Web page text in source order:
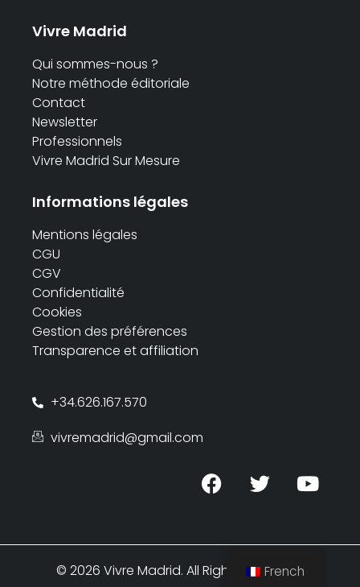
Vivre Madrid
Qui sommes-nous ?
Notre méthode éditoriale
Contact
Newsletter
Professionnels
Vivre Madrid Sur Mesure
Informations légales
Mentions légales
CGU
CGV
Confidentialité
Cookies
Gestion des préférences
Transparence et affiliation
+34.626.167.570
vivremadrid@gmail.com
© 2026 Vivre Madrid. All Rights Reserved.
French